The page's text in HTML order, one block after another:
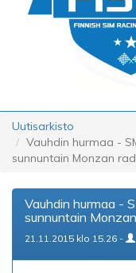
Uutisarkisto
Vauhdin hurmaa -
sunnuntain Monzan
Vauhdin hurmaa -
sunnuntain
21.11.2015 klo 15.26 -